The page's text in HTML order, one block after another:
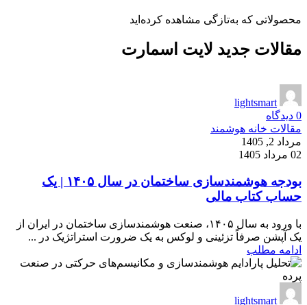
محصولاتی که به‌تازگی مشاهده کرده‌اید
مقالات جدید لایت اسمارت
lightsmart
0 دیدگاه
مقالات خانه هوشمند
مرداد 2, 1405
02 مرداد 1405
بودجه هوشمندسازی ساختمان در سال ۱۴۰۵ | یک
حساب کتاب مالی
با ورود به سال ۱۴۰۵، صنعت هوشمندسازی ساختمان در ایران از
یک آپشن صرفاً تزئینی و لوکس به یک ضرورت استراتژیک در ...
ادامه مطلب
lightsmart